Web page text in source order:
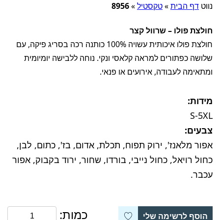
נווט דף הבית»טקסטיל»
8956
חולצת פולו – שרוול קצר
חולצת פולו איכותית עשויה 100% כותנה רכה בסריג פיקה, עם
שלושה כפתורים למראה קלאסי ונקי. נוחה ללבישה יומיומית
ומתאימה לעבודה, אירועים או פנאי.
מידות:
S-5XL
צבעים:
אפור מלאנז', ירוק תפוח, תכלת, אדום, בז', כתום, לבן,
כחול רויאל, כחול נייבי, בורדו, שחור, ירוד בקבוק, אפור
עכבר.
הוסף לרשימה שלי כמות: